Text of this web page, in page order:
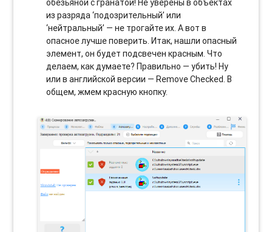
обезьяной с гранатой! Не уверены в объектах
из разряда ‘подозрительный’ или
‘нейтральный’ — не трогайте их. А вот в
опасное лучше поверить. Итак, нашли опасный
элемент, он будет подсвечен красным. Что
делаем, как думаете? Правильно — убить! Ну
или в английской версии — Remove Checked. В
общем, жмем красную кнопку.